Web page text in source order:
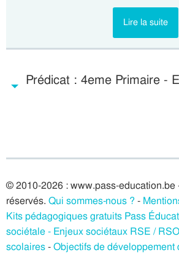
Lire la suite
Prédicat : 4eme Primaire -
© 2010-2026 : www.pass-education.be
réservés. Qui sommes-nous ? -
Kits pédagogiques gratuits Pass
sociétale - Enjeux sociétaux RSE /
scolaires-Objectifs de développement